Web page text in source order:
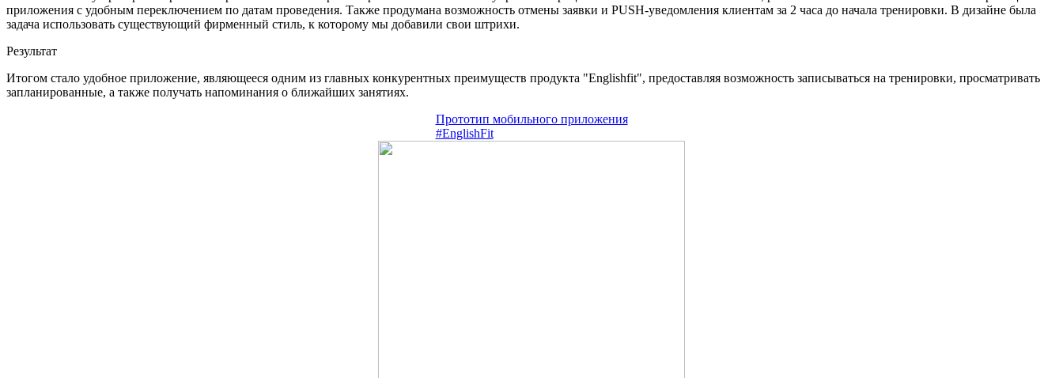
приложения с удобным переключением по датам проведения. Также продумана возможность отмены заявки и PUSH-уведомления клиентам за 2 часа до начала тренировки. В дизайне была
задача использовать существующий фирменный стиль, к которому мы добавили свои штрихи.
Результат
Итогом стало удобное приложение, являющееся одним из главных конкурентных преимуществ продукта "Englishfit", предоставляя возможность записываться на тренировки, просматривать
запланированные, а также получать напоминания о ближайших занятиях.
Прототип мобильного приложения
#EnglishFit